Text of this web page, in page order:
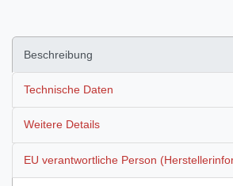
Beschreibung
Technische Daten
Weitere Details
EU verantwortliche Person